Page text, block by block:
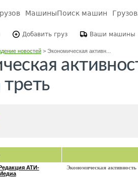
МашиныПоиск машин
Добавить груз Ваши машины
новостей> Экономическая активн...
АТИ-
Экономическая